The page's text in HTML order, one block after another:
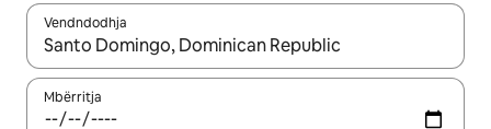
Vendndodhja
Kur rezultatet të jenë të disponueshme, lëviz me butonat e
Mbërritja